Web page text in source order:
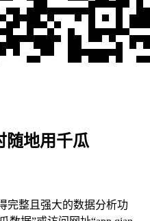
随地用千瓜
完整且强大的数据分析功